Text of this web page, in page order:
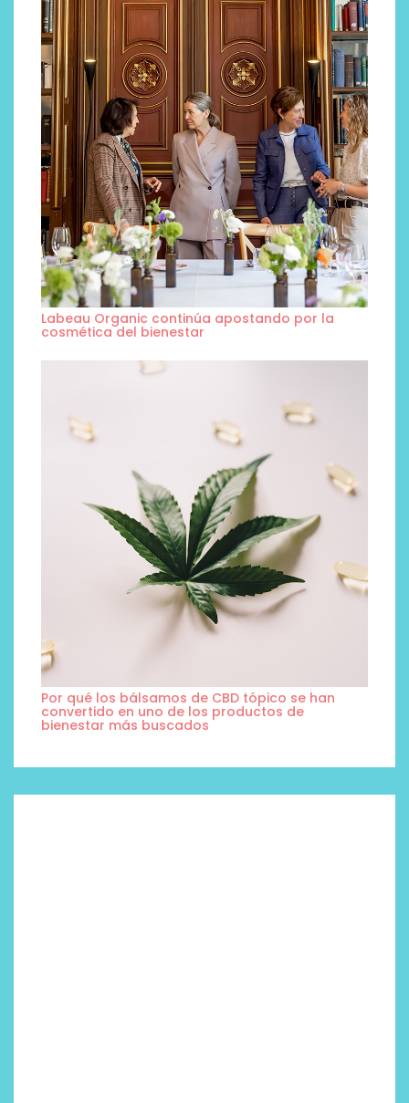
Labeau Organic continúa apostando por la
cosmética del bienestar
Por qué los bálsamos de CBD tópico se han
convertido en uno de los productos de
bienestar más buscados